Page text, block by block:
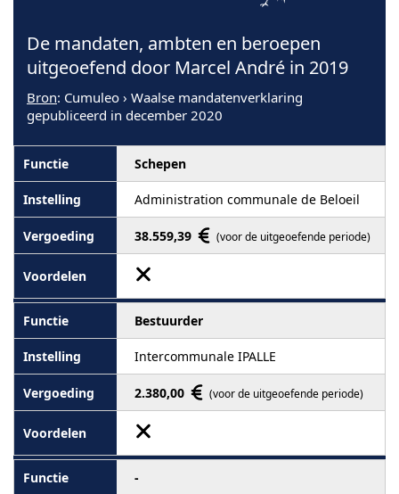
De mandaten, ambten en beroepen
uitgeoefend door Marcel André in 2019
Bron: Cumuleo › Waalse mandatenverklaring
gepubliceerd in december 2020
Schepen
Administration communale de Beloeil
38.559,39 (voor de uitgeoefende periode)
Bestuurder
Intercommunale IPALLE
2.380,00 (voor de uitgeoefende periode)
-